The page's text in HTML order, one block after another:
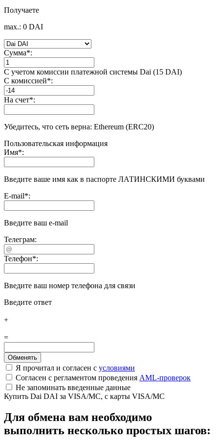
Получаете
max.: 0 DAI
Сумма*:
С учетом комиссии платежной системы Dai (15 DAI)
С комиссией*:
На счет*:
Убедитесь, что сеть верна: Ethereum (ERC20)
Пользовательская информация
Имя*:
Введите ваше имя как в паспорте ЛАТИНСКИМИ буквами
E-mail*:
Введите ваш e-mail
Телеграм:
Телефон*:
Введите ваш номер телефона для связи
Введите ответ
+
=
Я прочитал и согласен с условиями
Согласен с регламентом проведения AML-проверок
Не запоминать введенные данные
Купить Dai DAI за VISA/MC, с карты VISA/MC
Для обмена вам необходимо
выполнить несколько простых шагов: